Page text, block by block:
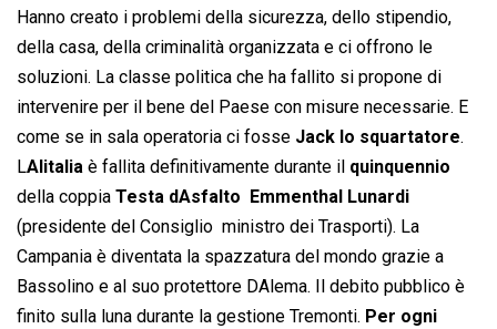
Hanno creato i problemi della sicurezza, dello stipendio,
della casa, della criminalità organizzata e ci offrono le
soluzioni. La classe politica che ha fallito si propone di
intervenire per il bene del Paese con misure necessarie. E
come se in sala operatoria ci fosse Jack lo squartatore.
LAlitalia è fallita definitivamente durante il quinquennio
della coppia Testa dAsfalto
Emmenthal Lunardi
(presidente del Consiglio  ministro dei Trasporti). La
Campania è diventata la spazzatura del mondo grazie a
Bassolino e al suo protettore DAlema. Il debito pubblico è
finito sulla luna durante la gestione Tremonti. Per ogni